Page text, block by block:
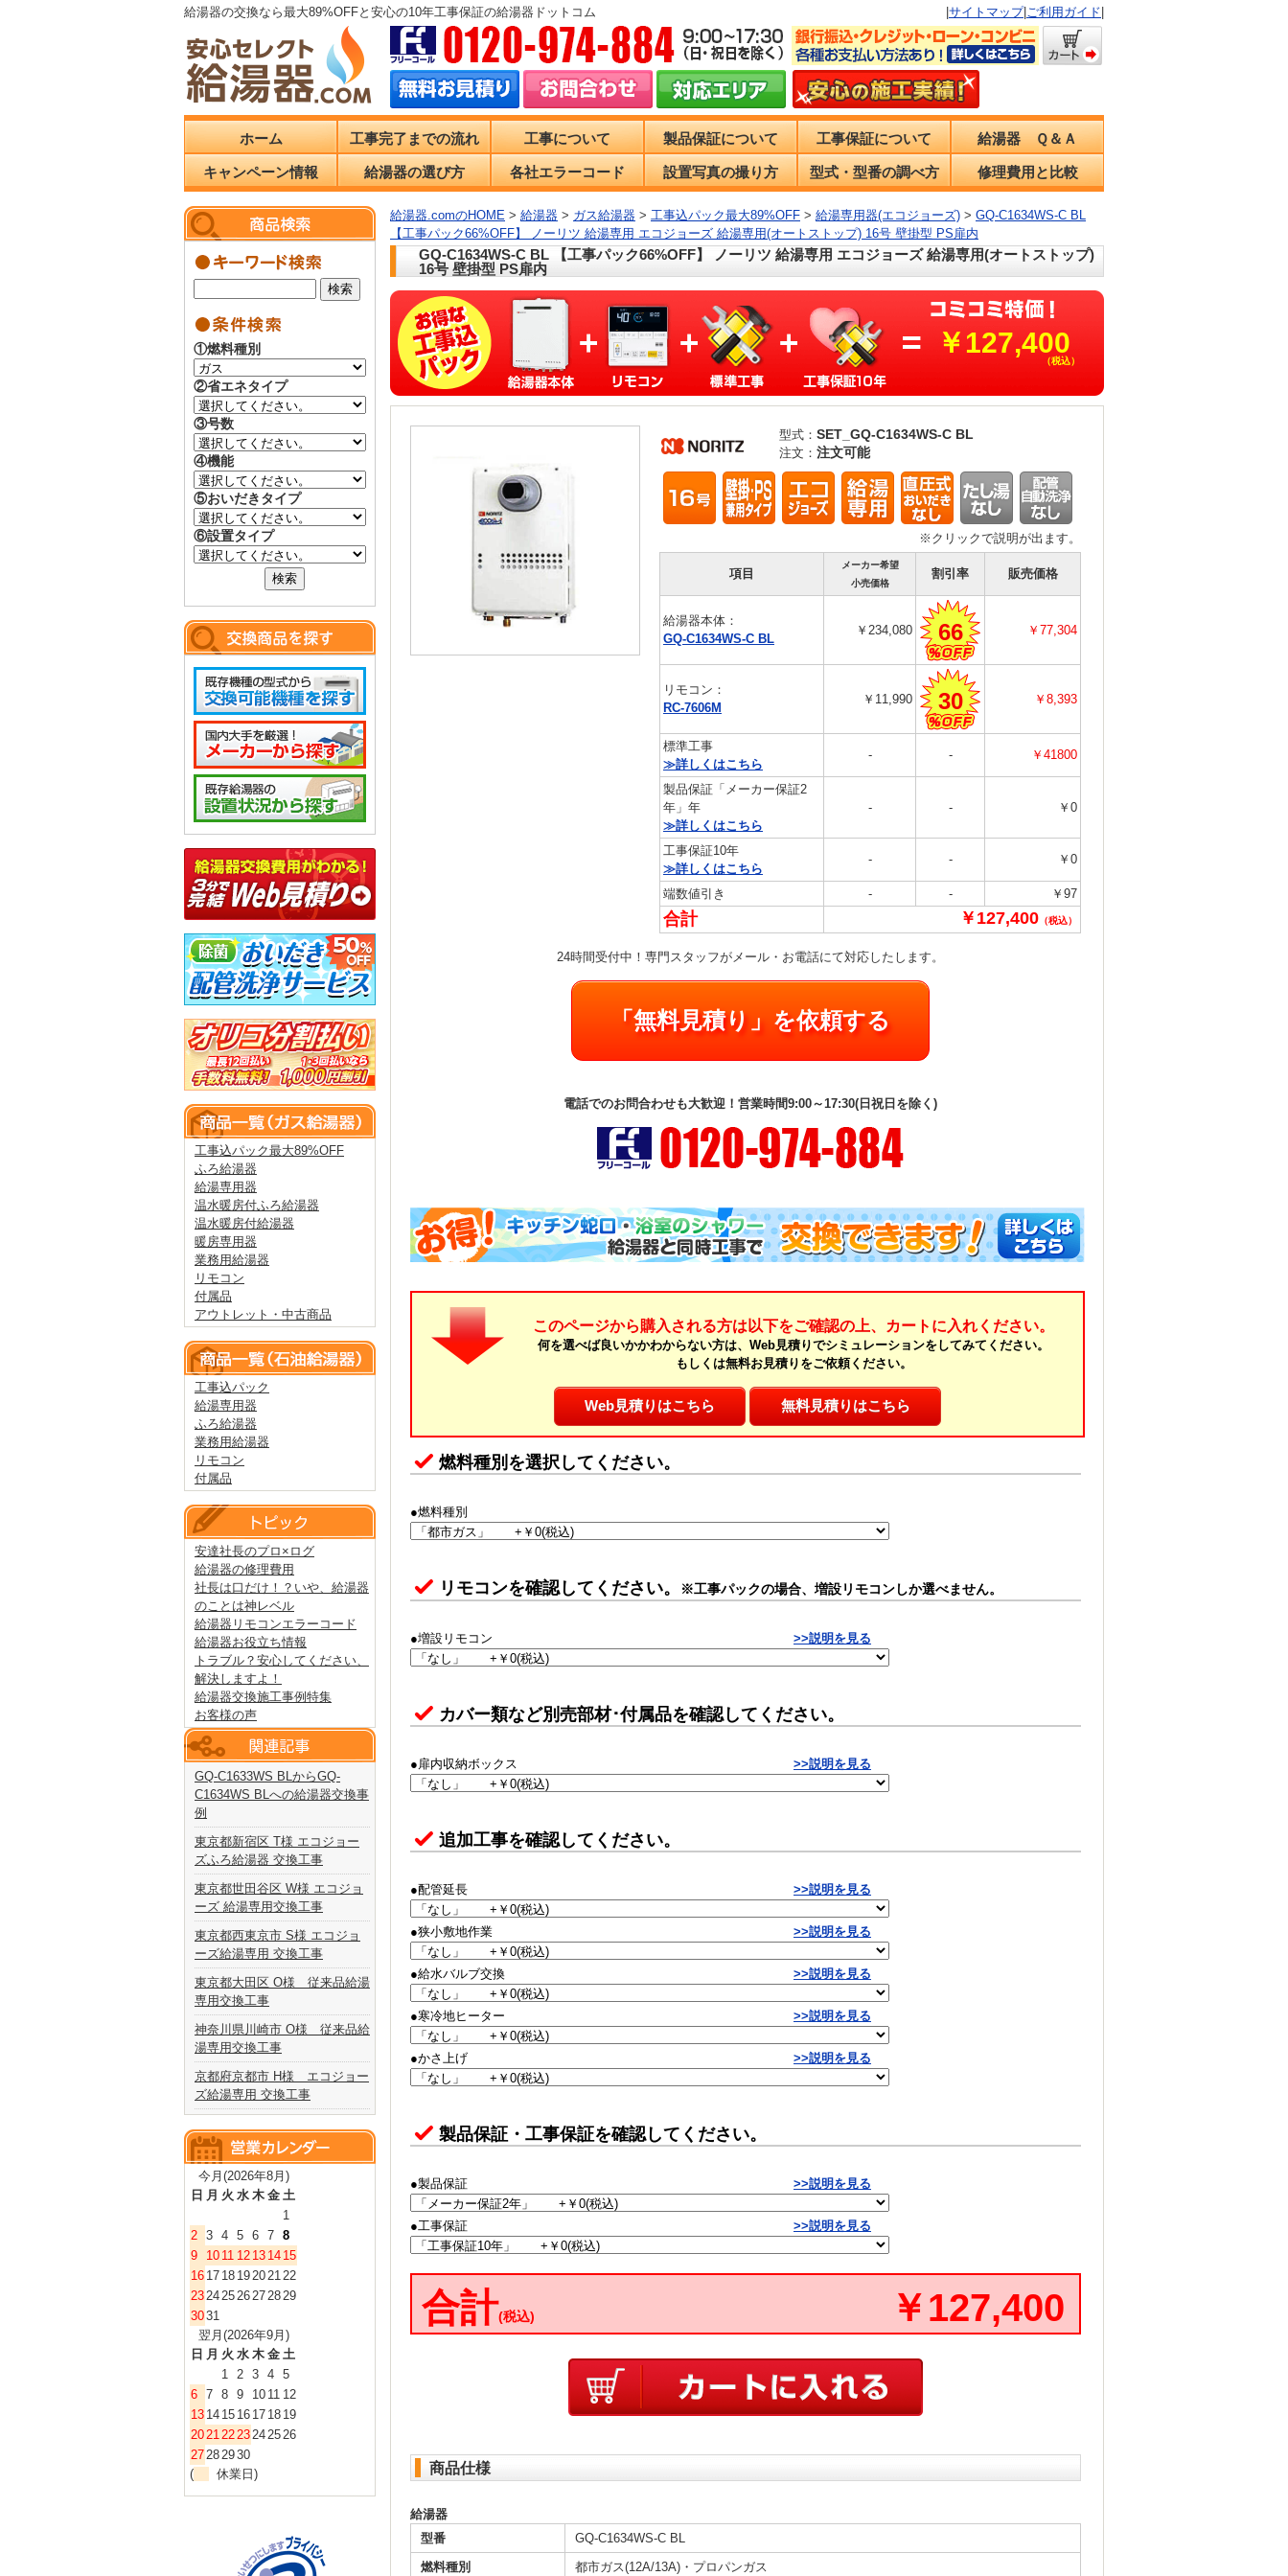
給湯器の交換なら最大89%OFFと安心の10年工事保証の給湯器ドットコム サイトマップ| ご利用ガイド
ホーム 工事完了までの流れ 工事について 製品保証について 工事保証について 給湯器 Ｑ＆Ａ
キャンペーン情報 給湯器の選び方 各社エラーコード 設置写真の撮り方 型式・型番の調べ方 修理費用と比較
給湯器.comのHOME > 給湯器 > ガス給湯器 > 工事込パック最大89%OFF > 給湯専用器(エコジョーズ) > GQ-C1634WS-C BL
【工事パック66%OFF】 ノーリツ 給湯専用 エコジョーズ 給湯専用(オートストップ) 16号 壁掛型 PS扉内
GQ-C1634WS-C BL 【工事パック66%OFF】 ノーリツ 給湯専用 エコジョーズ 給湯専用(オートストップ)
16号 壁掛型 PS扉内
￥127,400
（税込）
型式： SET_GQ-C1634WS-C BL
注文： 注文可能
※クリックで説明が出ます。
項目
メーカー希望
小売価格
割引率 販売価格
給湯器本体：
GQ-C1634WS-C BL
￥234,080 66 ￥77,304
リモコン：
RC-7606M
￥11,990 30 ￥8,393
標準工事
≫詳しくはこちら
- - ￥41800
製品保証「メーカー保証2
年」年
≫詳しくはこちら
- - ￥0
工事保証10年
≫詳しくはこちら
- - ￥0
端数値引き - - ￥97
合計 ￥127,400 （税込）
24時間受付中！専門スタッフがメール・お電話にて対応したします。
「無料見積り」を依頼する
電話でのお問合わせも大歓迎！営業時間9:00～17:30(日祝日を除く)
このページから購入される方は以下をご確認の上、カートに入れください。
何を選べば良いかかわからない方は、Web見積りでシミュレーションをしてみてください。
もしくは無料お見積りをご依頼ください。
Web見積りはこちら 無料見積りはこちら
燃料種別を選択してください。
●燃料種別
リモコンを確認してください。 ※工事パックの場合、増設リモコンしか選べません。
●増設リモコン >>説明を見る
カバー類など別売部材･付属品を確認してください。
●扉内収納ボックス >>説明を見る
追加工事を確認してください。
●配管延長 >>説明を見る
●狭小敷地作業 >>説明を見る
●給水バルブ交換 >>説明を見る
●寒冷地ヒーター >>説明を見る
●かさ上げ >>説明を見る
製品保証・工事保証を確認してください。
●製品保証 >>説明を見る
●工事保証 >>説明を見る
合計(税込) ￥127,400
商品仕様
給湯器
型番
GQ-C1634WS-C BL
燃料種別
都市ガス(12A/13A)・プロパンガス
①燃料種別
②省エネタイプ
③号数
④機能
⑤おいだきタイプ
⑥設置タイプ
工事込パック最大89%OFF
ふろ給湯器
給湯専用器
温水暖房付ふろ給湯器
温水暖房付給湯器
暖房専用器
業務用給湯器
リモコン
付属品
アウトレット・中古商品
工事込パック
給湯専用器
ふろ給湯器
業務用給湯器
リモコン
付属品
安達社長のプロ×ログ
給湯器の修理費用
社長は口だけ！？いや、給湯器
のことは神レベル
給湯器リモコンエラーコード
給湯器お役立ち情報
トラブル？安心してください、
解決しますよ！
給湯器交換施工事例特集
お客様の声
GQ-C1633WS BLからGQ-
C1634WS BLへの給湯器交換事
例
東京都新宿区 T様 エコジョー
ズふろ給湯器 交換工事
東京都世田谷区 W様 エコジョ
ーズ 給湯専用交換工事
東京都西東京市 S様 エコジョ
ーズ給湯専用 交換工事
東京都大田区 O様 従来品給湯
専用交換工事
神奈川県川崎市 O様 従来品給
湯専用交換工事
京都府京都市 H様 エコジョー
ズ給湯専用 交換工事
今月(2026年8月)
日 月 火 水 木 金 土
1
2 3 4 5 6 7 8
9
10 11 12 13 14 15
16 17 18 19202122
23242526272829
3031
翌月(2026年9月)
日 月 火 水 木 金 土
1 2 3 4 5
6 7 8 9 10 11 12
13 14 15 16 17 18 19
20212223242526
27282930
(
休業日)